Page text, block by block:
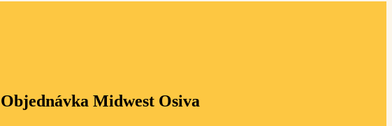
Objednávka Midwest Osiva